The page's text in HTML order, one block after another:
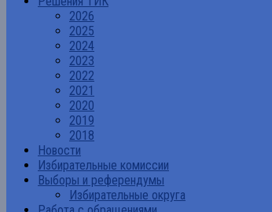
2026
2025
2024
2023
2022
2021
2020
2019
2018
Новости
Избирательные комиссии
Выборы и референдумы
Избирательные округа